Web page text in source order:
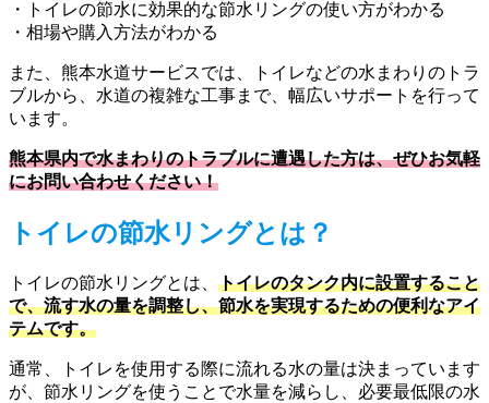
・トイレの節水に効果的な節水リングの使い方がわかる
・相場や購入方法がわかる
また、熊本水道サービスでは、トイレなどの水まわりのトラ
ブルから、水道の複雑な工事まで、幅広いサポートを行って
います。
熊本県内で水まわりのトラブルに遭遇した方は、ぜひお気軽
にお問い合わせください！
トイレの節水リングとは？
トイレの節水リングとは、 トイレのタンク内に設置すること
で、流す水の量を調整し、節水を実現するための便利なアイ
テムです。
通常、トイレを使用する際に流れる水の量は決まっています
が、節水リングを使うことで水量を減らし、必要最低限の水